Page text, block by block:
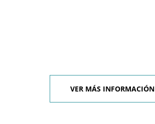
VER MÁS INFORMACIÓN